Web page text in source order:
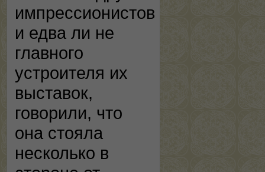
импрессионистов
и едва ли не
главного
устроителя их
выставок,
говорили, что
она стояла
несколько в